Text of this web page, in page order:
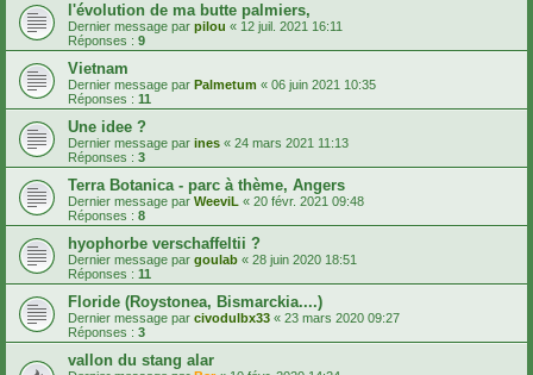
l'évolution de ma butte palmiers,
Dernier message par pilou « 12 juil. 2021 16:11
Réponses : 9
Vietnam
Dernier message par Palmetum « 06 juin 2021 10:35
Réponses : 11
Une idee ?
Dernier message par ines « 24 mars 2021 11:13
Réponses : 3
Terra Botanica - parc à thème, Angers
Dernier message par WeeviL « 20 févr. 2021 09:48
Réponses : 8
hyophorbe verschaffeltii ?
Dernier message par goulab « 28 juin 2020 18:51
Réponses : 11
Floride (Roystonea, Bismarckia....)
Dernier message par civodulbx33 « 23 mars 2020 09:27
Réponses : 3
vallon du stang alar